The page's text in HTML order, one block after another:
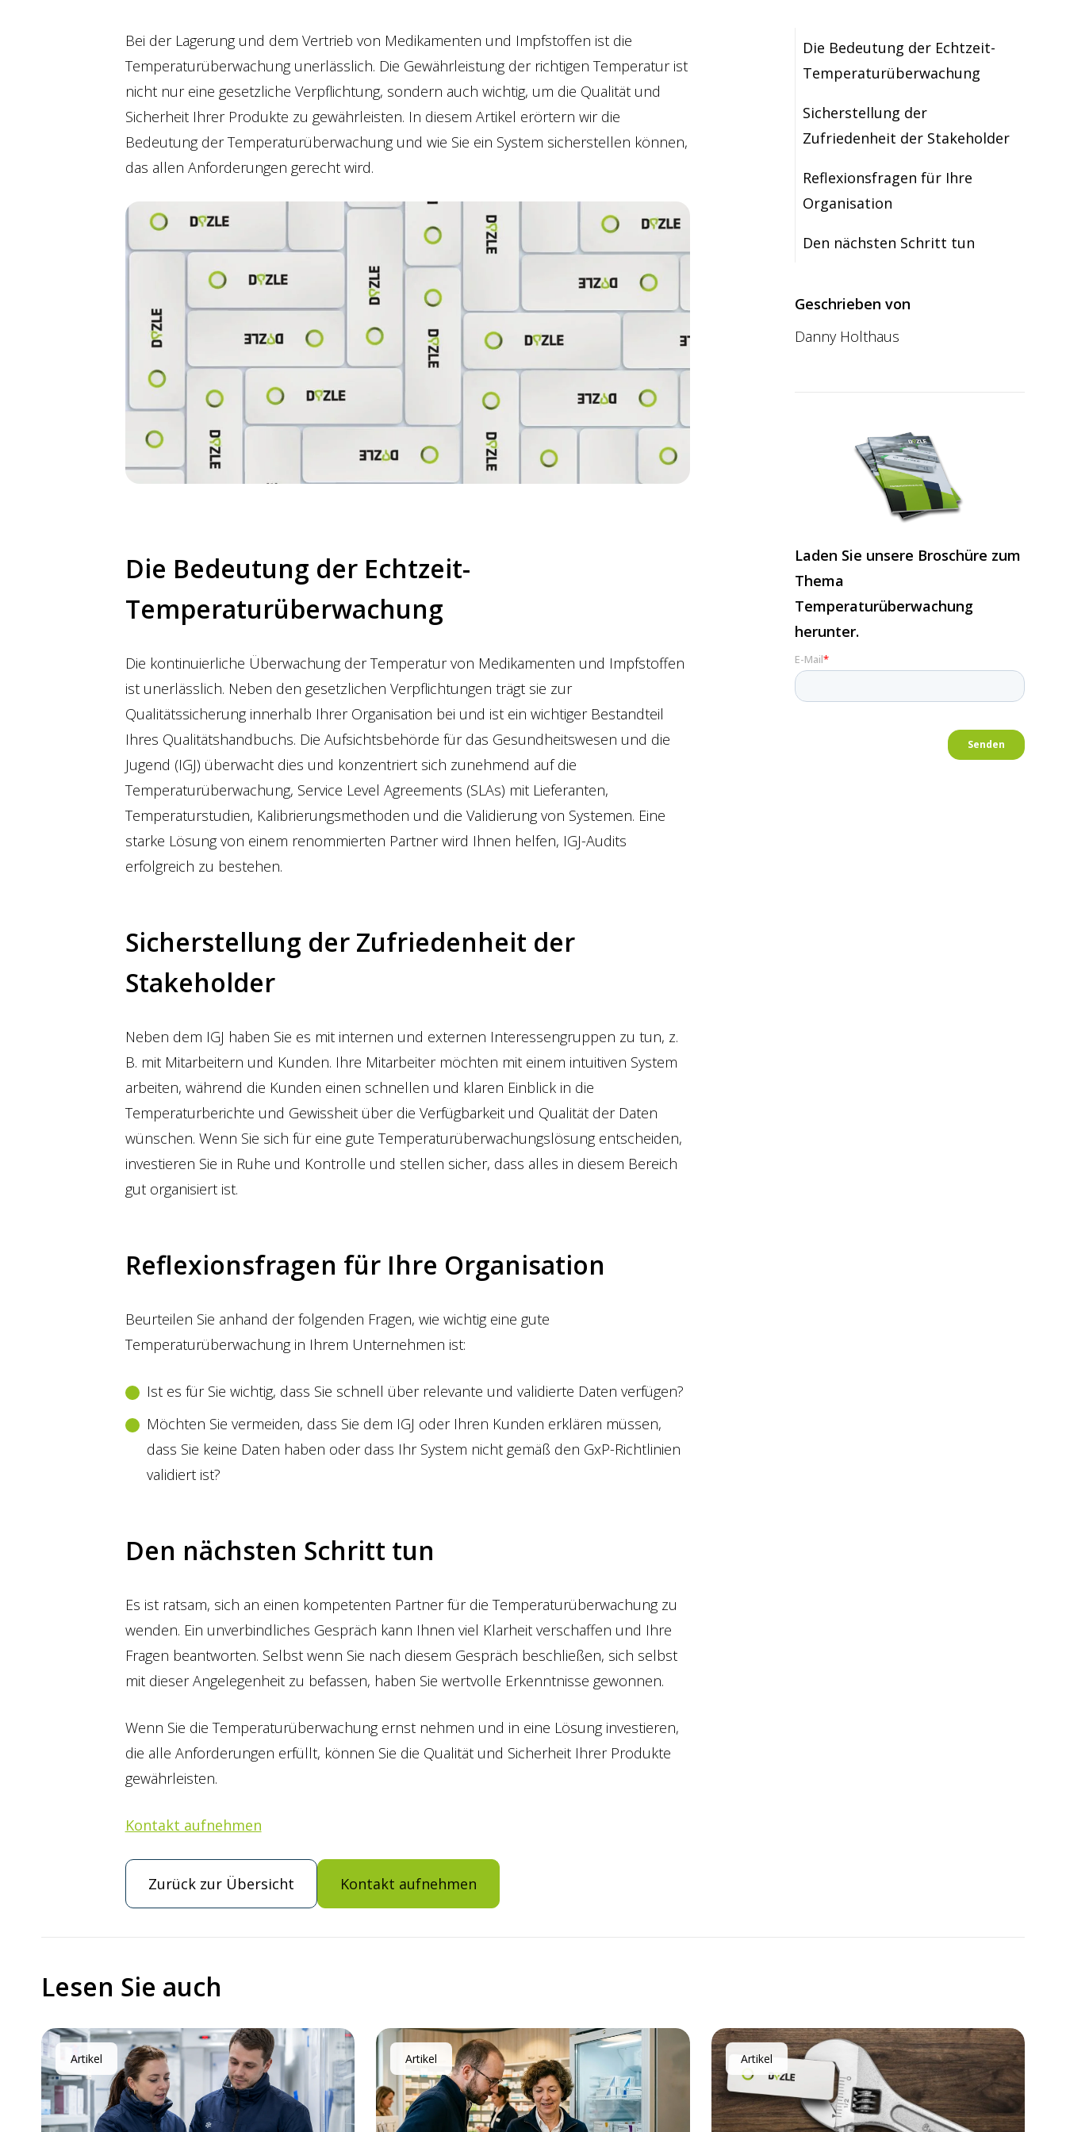
Bei der Lagerung und dem Vertrieb von Medikamenten und Impfstoffen ist die
Temperaturüberwachung unerlässlich. Die Gewährleistung der richtigen Temperatur ist
nicht nur eine gesetzliche Verpflichtung, sondern auch wichtig, um die Qualität und
Sicherheit Ihrer Produkte zu gewährleisten. In diesem Artikel erörtern wir die
Bedeutung der Temperaturüberwachung und wie Sie ein System sicherstellen können,
das allen Anforderungen gerecht wird.
Die Bedeutung der Echtzeit-
Temperaturüberwachung
Die kontinuierliche Überwachung der Temperatur von Medikamenten und Impfstoffen
ist unerlässlich. Neben den gesetzlichen Verpflichtungen trägt sie zur
Qualitätssicherung innerhalb Ihrer Organisation bei und ist ein wichtiger Bestandteil
Ihres Qualitätshandbuchs. Die Aufsichtsbehörde für das Gesundheitswesen und die
Jugend (IGJ) überwacht dies und konzentriert sich zunehmend auf die
Temperaturüberwachung, Service Level Agreements (SLAs) mit Lieferanten,
Temperaturstudien, Kalibrierungsmethoden und die Validierung von Systemen. Eine
starke Lösung von einem renommierten Partner wird Ihnen helfen, IGJ-Audits
erfolgreich zu bestehen.
Sicherstellung der Zufriedenheit der
Stakeholder
Neben dem IGJ haben Sie es mit internen und externen Interessengruppen zu tun, z.
B. mit Mitarbeitern und Kunden. Ihre Mitarbeiter möchten mit einem intuitiven System
arbeiten, während die Kunden einen schnellen und klaren Einblick in die
Temperaturberichte und Gewissheit über die Verfügbarkeit und Qualität der Daten
wünschen. Wenn Sie sich für eine gute Temperaturüberwachungslösung entscheiden,
investieren Sie in Ruhe und Kontrolle und stellen sicher, dass alles in diesem Bereich
gut organisiert ist.
Reflexionsfragen für Ihre Organisation
Beurteilen Sie anhand der folgenden Fragen, wie wichtig eine gute
Temperaturüberwachung in Ihrem Unternehmen ist:
Ist es für Sie wichtig, dass Sie schnell über relevante und validierte Daten verfügen?
Möchten Sie vermeiden, dass Sie dem IGJ oder Ihren Kunden erklären müssen,
dass Sie keine Daten haben oder dass Ihr System nicht gemäß den GxP-Richtlinien
validiert ist?
Den nächsten Schritt tun
Es ist ratsam, sich an einen kompetenten Partner für die Temperaturüberwachung zu
wenden. Ein unverbindliches Gespräch kann Ihnen viel Klarheit verschaffen und Ihre
Fragen beantworten. Selbst wenn Sie nach diesem Gespräch beschließen, sich selbst
mit dieser Angelegenheit zu befassen, haben Sie wertvolle Erkenntnisse gewonnen.
Wenn Sie die Temperaturüberwachung ernst nehmen und in eine Lösung investieren,
die alle Anforderungen erfüllt, können Sie die Qualität und Sicherheit Ihrer Produkte
gewährleisten.
Kontakt aufnehmen
Zurück zur Übersicht Kontakt aufnehmen
Die Bedeutung der Echtzeit-
Temperaturüberwachung
Sicherstellung der
Zufriedenheit der Stakeholder
Reflexionsfragen für Ihre
Organisation
Den nächsten Schritt tun
Geschrieben von
Danny Holthaus
Laden Sie unsere Broschüre zum
Thema
Temperaturüberwachung
herunter.
Lesen Sie auch
Artikel Artikel Artikel